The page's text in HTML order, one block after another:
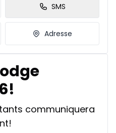
SMS
Adresse
communiquera